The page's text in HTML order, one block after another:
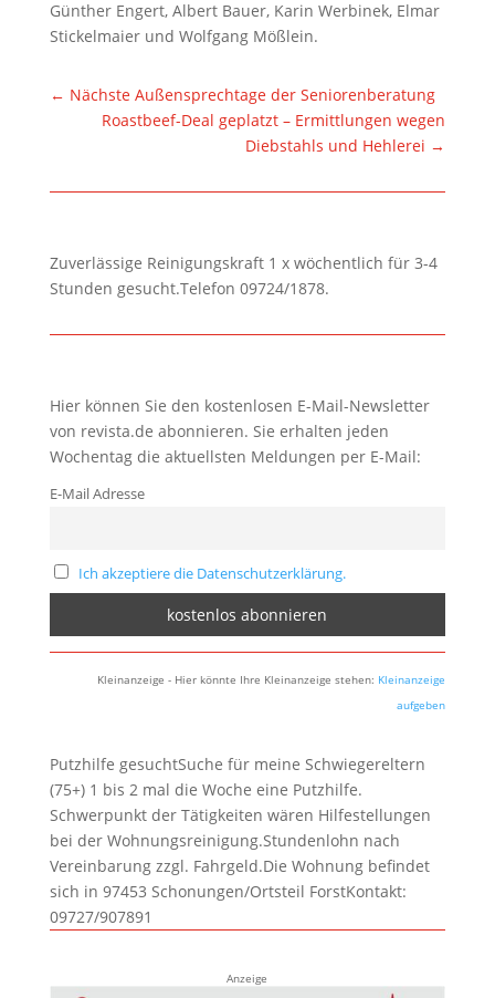
Günther Engert, Albert Bauer, Karin Werbinek, Elmar
Stickelmaier und Wolfgang Mößlein.
← Nächste Außensprechtage der Seniorenberatung
Roastbeef-Deal geplatzt – Ermittlungen wegen
Diebstahls und Hehlerei →
Zuverlässige Reinigungskraft 1 x wöchentlich für 3-4
Stunden gesucht.Telefon 09724/1878.
Hier können Sie den kostenlosen E-Mail-Newsletter
von revista.de abonnieren. Sie erhalten jeden
Wochentag die aktuellsten Meldungen per E-Mail:
E-Mail Adresse
Ich akzeptiere die Datenschutzerklärung.
Kleinanzeige - Hier könnte Ihre Kleinanzeige stehen: Kleinanzeige
aufgeben
Putzhilfe gesuchtSuche für meine Schwiegereltern
(75+) 1 bis 2 mal die Woche eine Putzhilfe.
Schwerpunkt der Tätigkeiten wären Hilfestellungen
bei der Wohnungsreinigung.Stundenlohn nach
Vereinbarung zzgl. Fahrgeld.Die Wohnung befindet
sich in 97453 Schonungen/Ortsteil ForstKontakt:
09727/907891
Anzeige